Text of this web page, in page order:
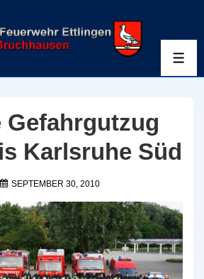
Gefahrgutzug
Karlsruhe Süd
SEPTEMBER 30, 2010